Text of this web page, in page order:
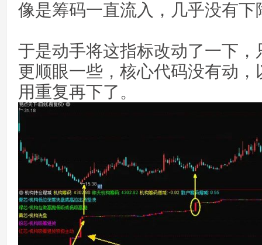
像是筹码一直流入，几乎没有下
于是动手将这指标改动了一下
更顺眼一些，核心代码没有动
用重复再下了。